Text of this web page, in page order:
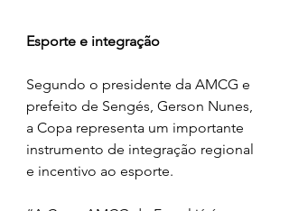
Esporte e integração
Segundo o presidente da AMCG e
prefeito de Sengés, Gerson Nunes,
a Copa representa um importante
instrumento de integração regional
e incentivo ao esporte.